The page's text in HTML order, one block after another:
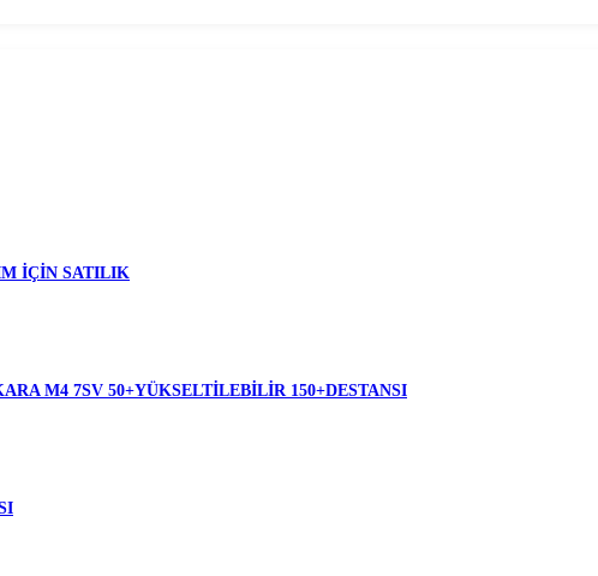
İÇİN SATILIK
M4 7SV 50+YÜKSELTİLEBİLİR 150+DESTANSI